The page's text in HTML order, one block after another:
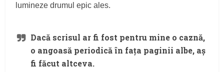
lumineze drumul epic ales.
Dacă scrisul ar fi fost pentru mine o caznă,
o angoasă periodică în fața paginii albe, aș
fi făcut altceva.